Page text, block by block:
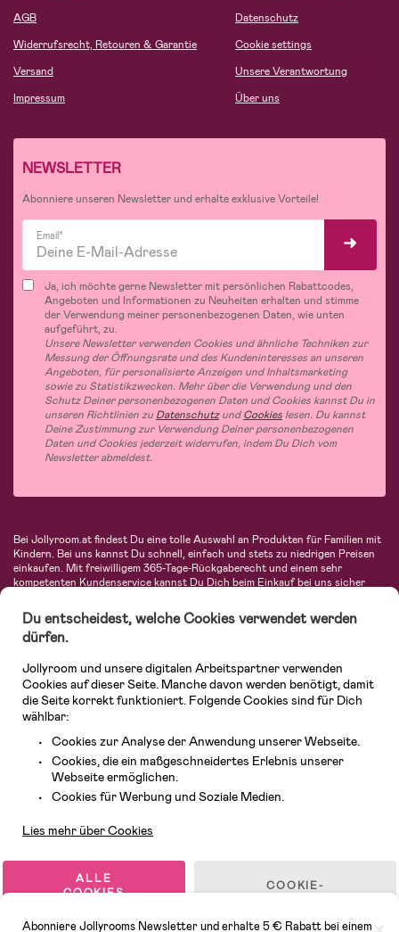
AGB
Widerrufsrecht, Retouren & Garantie
Versand
Impressum
Datenschutz
Cookie settings
Unsere Verantwortung
Über uns
NEWSLETTER
Abonniere unseren Newsletter und erhalte exklusive Vorteile!
Email*
Ja, ich möchte gerne Newsletter mit persönlichen Rabattcodes,
Angeboten und Informationen zu Neuheiten erhalten und stimme
der Verwendung meiner personenbezogenen Daten, wie unten
aufgeführt, zu.
Unsere Newsletter verwenden Cookies und ähnliche Techniken zur
Messung der Öffnungsrate und des Kundeninteresses an unseren
Angeboten, für personalisierte Anzeigen und Inhaltsmarketing
sowie zu Statistikzwecken. Mehr über die Verwendung und den
Schutz Deiner personenbezogenen Daten und Cookies kannst Du in
unseren Richtlinien zu DatenschutzundCookies lesen. Du kannst
Deine Zustimmung zur Verwendung Deiner personenbezogenen
Daten und Cookies jederzeit widerrufen, indem Du Dich vom
Newsletter abmeldest.
Bei Jollyroom.at findest Du eine tolle Auswahl an Produkten für Familien mit
Kindern. Bei uns kannst Du schnell, einfach und stets zu niedrigen Preisen
einkaufen. Mit freiwilligem 365-Tage-Rückgaberecht und einem sehr
kompetenten Kundenservice kannst Du Dich beim Einkauf bei uns sicher
Autositze, Kinder- und Babymode, Produkte für Mütter und eine Menge
fantastischer Einrichtungsgegenstände, Spielsachen, Babyprodukte und
vieles mehr. Wir haben Produkte von bekannten Herstellern wie Britax, Maxi-
Avent, Jack Wolfskin, Cybex, LEGO und vielen mehr. Schau Dich um in
unserem vielfältigen Onlineshop für Kinder & Babys. Willkommen!
© 2026 Jollyroom GmbH. Alle Rechte vorbehalten.
Abonniere Jollyrooms Newsletter und erhalte 5 € Rabatt bei einem
Du entscheidest, welche Cookies verwendet werden
dürfen.
Jollyroom und unsere digitalen Arbeitspartner verwenden
Cookies auf dieser Seite. Manche davon werden benötigt, damit
die Seite korrekt funktioniert. Folgende Cookies sind für Dich
wählbar:
Cookies zur Analyse der Anwendung unserer Webseite.
Cookies, die ein maßgeschneidertes Erlebnis unserer
Webseite ermöglichen.
Cookies für Werbung und Soziale Medien.
Lies mehr über Cookies
ALLE
COOKIES
COOKIE-